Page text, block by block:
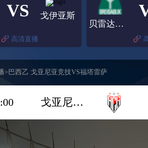
VS 戈伊亚斯
高清直播
贝雷达比历克
> 巴西乙 戈亚尼亚竞技VS福塔雷萨
戈亚尼亚竞技